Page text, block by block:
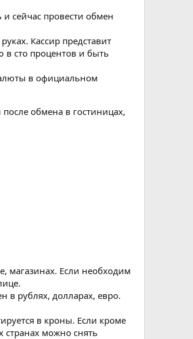
сейчас провести обмен
Кассир представит
в сто процентов и быть
в официальном
обмена в гостиницах,
магазинах. Если необходим
в рублях, долларах, евро.
в кроны. Если кроме
странах можно снять